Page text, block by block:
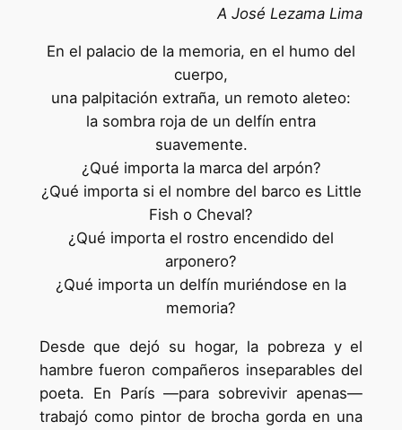
A José Lezama Lima
En el palacio de la memoria, en el humo del
cuerpo,
una palpitación extraña, un remoto aleteo:
la sombra roja de un delfín entra
suavemente.
¿Qué importa la marca del arpón?
¿Qué importa si el nombre del barco es Little
Fish o Cheval?
¿Qué importa el rostro encendido del
arponero?
¿Qué importa un delfín muriéndose en la
memoria?
Desde que dejó su hogar, la pobreza y el
hambre fueron compañeros inseparables del
poeta. En París —para sobrevivir apenas—
trabajó como pintor de brocha gorda en una